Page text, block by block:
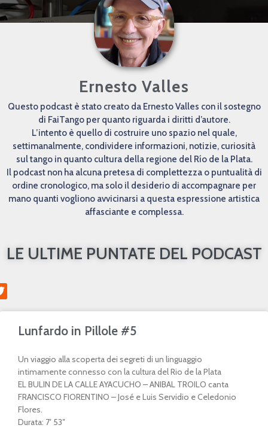
Ernesto Valles
Questo podcast è stato creato da Ernesto Valles con il sostegno
di FaiTango per quanto riguarda i diritti d’autore.
L’intento è quello di costruire uno spazio nel quale,
settimanalmente, condividere informazioni, notizie, curiosità
sul tango in quanto cultura della regione del Río de la Plata.
Il podcast non ha alcuna pretesa di complettezza o puntualità di
ordine cronologico, ma solo il desiderio di accompagnare per
mano quanti vogliono avvicinarsi a questa espressione artistica
affasciante e complessa.
LE ULTIME PUNTATE DEL PODCAST
Lunfardo in Pillole #5
Un viaggio alla scoperta dei segreti di un linguaggio
intimamente connesso con la cultura del Rio de la Plata
EL BULIN DE LA CALLE AYACUCHO – ANIBAL TROILO canta
FRANCISCO FIORENTINO – José e Luis Servidio e Celedonio
Flores.
Durata: 7′ 53″